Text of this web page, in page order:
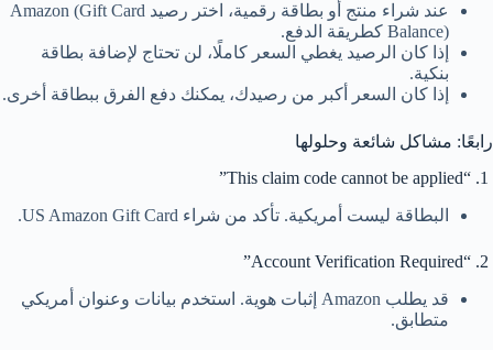
عند شراء منتج أو بطاقة رقمية، اختر رصيد Amazon (Gift Card
Balance) كطريقة الدفع.
إذا كان الرصيد يغطي السعر كاملًا، لن تحتاج لإضافة بطاقة
بنكية.
إذا كان السعر أكبر من رصيدك، يمكنك دفع الفرق ببطاقة أخرى.
رابعًا: مشاكل شائعة وحلولها
البطاقة ليست أمريكية. تأكد من شراء US Amazon Gift Card.
قد يطلب Amazon إثبات هوية. استخدم بيانات وعنوان أمريكي
متطابق.